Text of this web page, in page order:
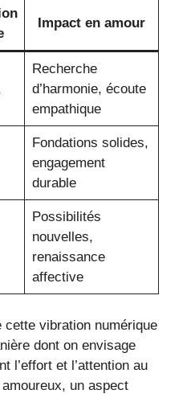
Impact en amour
Recherche
d’harmonie, écoute
empathique
Fondations solides,
engagement
durable
Possibilités
nouvelles,
renaissance
affective
cette vibration numérique
dont on envisage
l’effort et l’attention au
un aspect